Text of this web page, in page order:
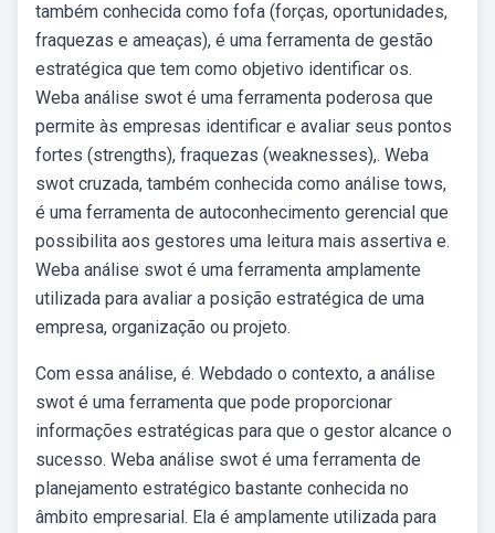
também conhecida como fofa (forças, oportunidades,
fraquezas e ameaças), é uma ferramenta de gestão
estratégica que tem como objetivo identificar os.
Weba análise swot é uma ferramenta poderosa que
permite às empresas identificar e avaliar seus pontos
fortes (strengths), fraquezas (weaknesses),. Weba
swot cruzada, também conhecida como análise tows,
é uma ferramenta de autoconhecimento gerencial que
possibilita aos gestores uma leitura mais assertiva e.
Weba análise swot é uma ferramenta amplamente
utilizada para avaliar a posição estratégica de uma
empresa, organização ou projeto.
Com essa análise, é. Webdado o contexto, a análise
swot é uma ferramenta que pode proporcionar
informações estratégicas para que o gestor alcance o
sucesso. Weba análise swot é uma ferramenta de
planejamento estratégico bastante conhecida no
âmbito empresarial. Ela é amplamente utilizada para